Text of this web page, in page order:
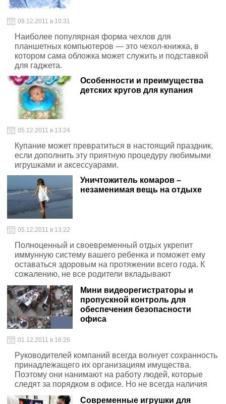
09.12.2011 в 10:31
Наиболее популярная форма чехлов для
планшетных компьютеров — это чехол-книжка, в
котором сама обложка может служить и подставкой
для гаджета.
Особенности и преимущества
детских кругов для купания
05.12.2011 в 13:24
Купание может превратиться в настоящий праздник,
если дополнить эту приятную процедуру любимыми
игрушками и аксессуарами.
Уничтожитель комаров –
незаменимая вещь на отдыхе
05.12.2011 в 13:22
Полноценный и своевременный отдых укрепит
иммунную систему вашего ребенка и поможет ему
оставаться здоровым на протяжении всего года. К
сожалению, не все родители вкладывают
правильный смысл в понятие полноценного отдыха.
Мини видеорегистраторы и
пропускной контроль для
обеспечения безопасности
офиса
01.12.2011 в 16:26
Руководителей компаний всегда волнует сохранность
принадлежащего их организациям имущества.
Поэтому они нанимают на работу людей, которые
следят за порядком в офисе. Но не всегда наличия
такой охраны бывает достаточно. Ведь даже
Современные игрушки для